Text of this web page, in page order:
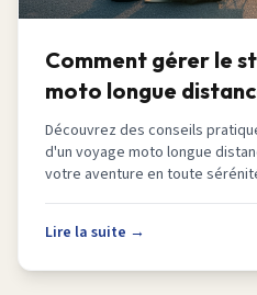
Comment gérer le
moto longue
Découvrez des conseils
d'un voyage moto longue
votre aventure en toute
Lire la suite →